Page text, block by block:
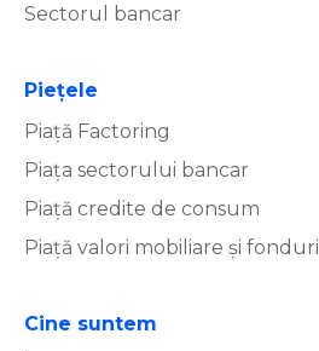
Sectorul bancar
Piețele
Piață Factoring
Piața sectorului bancar
Piață credite de consum
Piață valori mobiliare și fonduri
Cine suntem